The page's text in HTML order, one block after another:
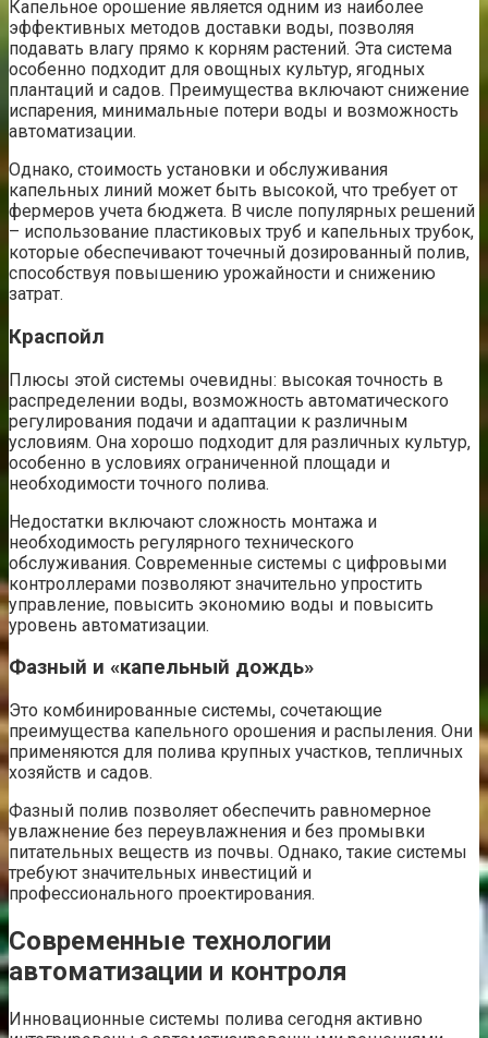
Капельное орошение является одним из наиболее
эффективных методов доставки воды, позволяя
подавать влагу прямо к корням растений. Эта система
особенно подходит для овощных культур, ягодных
плантаций и садов. Преимущества включают снижение
испарения, минимальные потери воды и возможность
автоматизации.
Однако, стоимость установки и обслуживания
капельных линий может быть высокой, что требует от
фермеров учета бюджета. В числе популярных решений
– использование пластиковых труб и капельных трубок,
которые обеспечивают точечный дозированный полив,
способствуя повышению урожайности и снижению
затрат.
Краспойл
Плюсы этой системы очевидны: высокая точность в
распределении воды, возможность автоматического
регулирования подачи и адаптации к различным
условиям. Она хорошо подходит для различных культур,
особенно в условиях ограниченной площади и
необходимости точного полива.
Недостатки включают сложность монтажа и
необходимость регулярного технического
обслуживания. Современные системы с цифровыми
контроллерами позволяют значительно упростить
управление, повысить экономию воды и повысить
уровень автоматизации.
Фазный и «капельный дождь»
Это комбинированные системы, сочетающие
преимущества капельного орошения и распыления. Они
применяются для полива крупных участков, тепличных
хозяйств и садов.
Фазный полив позволяет обеспечить равномерное
увлажнение без переувлажнения и без промывки
питательных веществ из почвы. Однако, такие системы
требуют значительных инвестиций и
профессионального проектирования.
Современные технологии
автоматизации и контроля
Инновационные системы полива сегодня активно